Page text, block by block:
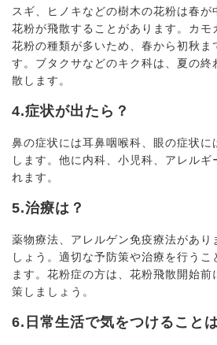
スギ、ヒノキなどの樹木の花粉は春
花粉が飛散することがあります。カモ
花粉の種類が多いため、春から初秋ま
す。ブタクサなどのキク科は、夏の終
散します。
4.症状が出たら？
鼻の症状には耳鼻咽喉科、眼の症状に
します。他に内科、小児科、アレルギ
れます。
5.治療は？
薬物療法、アレルゲン免疫療法があり
しょう。適切な予防策や治療を行うこ
ます。花粉症の方は、花粉飛散開始
策しましょう。
6.日常生活で気をつけること